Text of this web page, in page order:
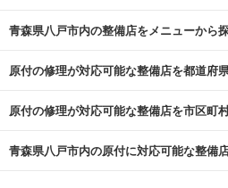
青森県八戸市内の整備店をメニューから
原付の修理が対応可能な整備店を都道府
原付の修理が対応可能な整備店を市区町
青森県八戸市内の原付に対応可能な整備